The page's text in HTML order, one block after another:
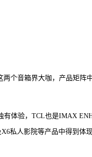
个音箱界大咖，产品矩阵
体验，TCL也是IMAX
私人影院等产品中得到体现